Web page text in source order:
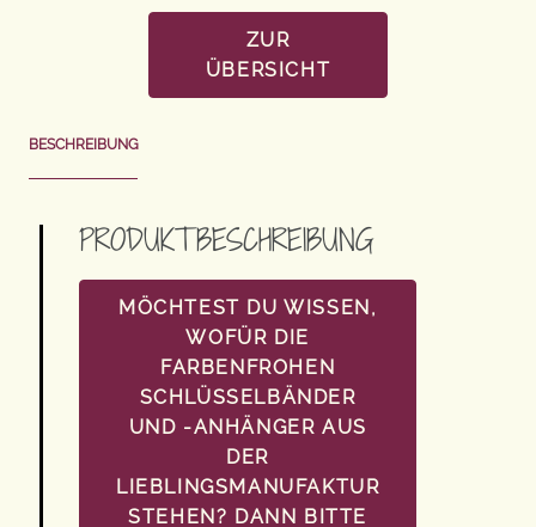
ZUR
ÜBERSICHT
BESCHREIBUNG
PRODUKTBESCHREIBUNG
MÖCHTEST DU WISSEN,
WOFÜR DIE
FARBENFROHEN
SCHLÜSSELBÄNDER
UND -ANHÄNGER AUS
DER
LIEBLINGSMANUFAKTUR
STEHEN? DANN BITTE